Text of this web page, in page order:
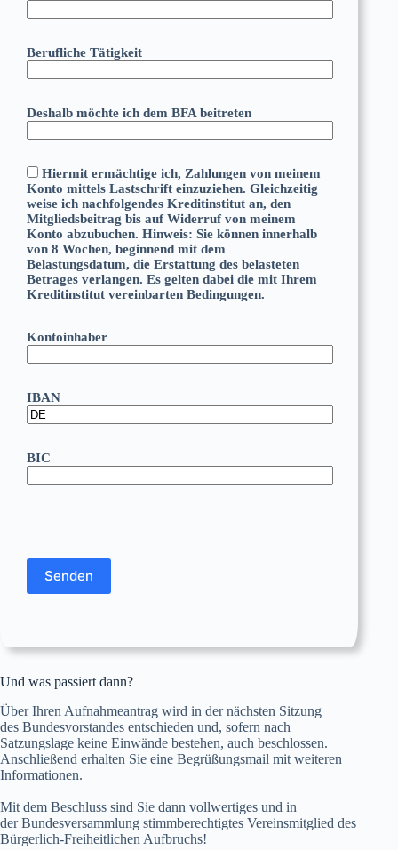
Berufliche Tätigkeit
Deshalb möchte ich dem BFA beitreten
Hiermit ermächtige ich, Zahlungen von meinem
Konto mittels Lastschrift einzuziehen. Gleichzeitig
weise ich nachfolgendes Kreditinstitut an, den
Mitgliedsbeitrag bis auf Widerruf von meinem
Konto abzubuchen. Hinweis: Sie können innerhalb
von 8 Wochen, beginnend mit dem
Belastungsdatum, die Erstattung des belasteten
Betrages verlangen. Es gelten dabei die mit Ihrem
Kreditinstitut vereinbarten Bedingungen.
Kontoinhaber
IBAN
BIC
Und was passiert dann?
Über Ihren Aufnahmeantrag wird in der nächsten Sitzung
des Bundesvorstandes entschieden und, sofern nach
Satzungslage keine Einwände bestehen, auch beschlossen.
Anschließend erhalten Sie eine Begrüßungsmail mit weiteren
Informationen.
Mit dem Beschluss sind Sie dann vollwertiges und in
der Bundesversammlung stimmberechtigtes Vereinsmitglied des
Bürgerlich-Freiheitlichen Aufbruchs!